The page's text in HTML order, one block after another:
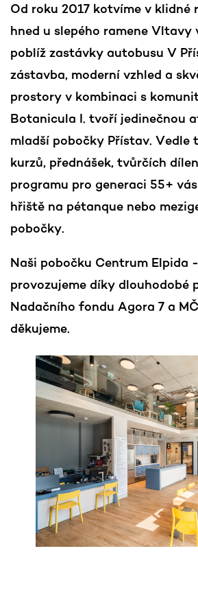
Od roku 2017 kotvíme v klidné
hned u slepého ramene Vltavy
poblíž zastávky autobusu V
zástavba, moderní vzhled a
prostory v kombinaci s
Botanicula I. tvoří jedinečnou
mladší pobočky Přístav. Vedle
kurzů, přednášek, tvůrčích
programu pro generaci 55+
hřiště na pétanque nebo
pobočky.
Naši pobočku Centrum Elpida
provozujeme díky dlouhodobé
Nadačního fondu Agora 7 a
děkujeme.